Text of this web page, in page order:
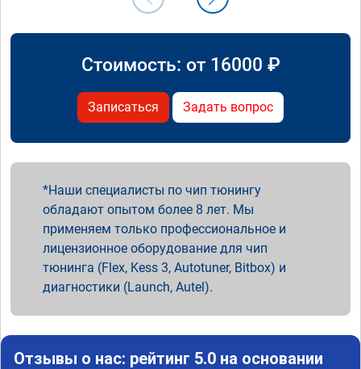
Стоимость: от 16000 ₽
Записаться Задать вопрос
Наши специалисты по чип тюнингу
обладают опытом более 8 лет. Мы
применяем только профессиональное и
лицензионное оборудование для чип
тюнинга (Flex, Kess 3, Autotuner, Bitbox) и
диагностики (Launch, Autel).
Отзывы о нас: рейтинг 5.0 на основании